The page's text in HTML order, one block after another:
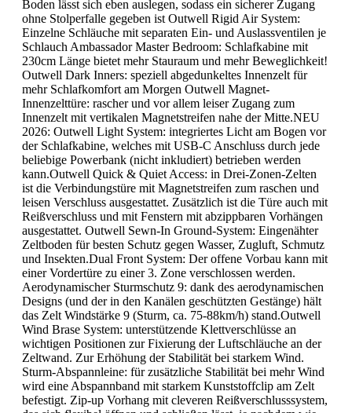
Boden lässt sich eben auslegen, sodass ein sicherer Zugang
ohne Stolperfalle gegeben ist Outwell Rigid Air System:
Einzelne Schläuche mit separaten Ein- und Auslassventilen je
Schlauch Ambassador Master Bedroom: Schlafkabine mit
230cm Länge bietet mehr Stauraum und mehr Beweglichkeit!
Outwell Dark Inners: speziell abgedunkeltes Innenzelt für
mehr Schlafkomfort am Morgen Outwell Magnet-
Innenzelttüre: rascher und vor allem leiser Zugang zum
Innenzelt mit vertikalen Magnetstreifen nahe der Mitte.NEU
2026: Outwell Light System: integriertes Licht am Bogen vor
der Schlafkabine, welches mit USB-C Anschluss durch jede
beliebige Powerbank (nicht inkludiert) betrieben werden
kann.Outwell Quick & Quiet Access: in Drei-Zonen-Zelten
ist die Verbindungstüre mit Magnetstreifen zum raschen und
leisen Verschluss ausgestattet. Zusätzlich ist die Türe auch mit
Reißverschluss und mit Fenstern mit abzippbaren Vorhängen
ausgestattet. Outwell Sewn-In Ground-System: Eingenähter
Zeltboden für besten Schutz gegen Wasser, Zugluft, Schmutz
und Insekten.Dual Front System: Der offene Vorbau kann mit
einer Vordertüre zu einer 3. Zone verschlossen werden.
Aerodynamischer Sturmschutz 9: dank des aerodynamischen
Designs (und der in den Kanälen geschützten Gestänge) hält
das Zelt Windstärke 9 (Sturm, ca. 75-88km/h) stand.Outwell
Wind Brase System: unterstützende Klettverschlüsse an
wichtigen Positionen zur Fixierung der Luftschläuche an der
Zeltwand. Zur Erhöhung der Stabilität bei starkem Wind.
Sturm-Abspannleine: für zusätzliche Stabilität bei mehr Wind
wird eine Abspannband mit starkem Kunststoffclip am Zelt
befestigt. Zip-up Vorhang mit cleveren Reißverschlusssystem,